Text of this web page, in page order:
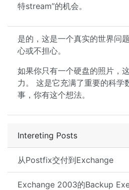
Intereting Posts
从Postfix交付到Exchange
Exchange 2003的Backup
特stream”的机会。
是的，这是一个真实的世界问
心或不担心。
如果你只有一个硬盘的照片，
力。 这是它充满了重要的科学
事，你有这个想法。